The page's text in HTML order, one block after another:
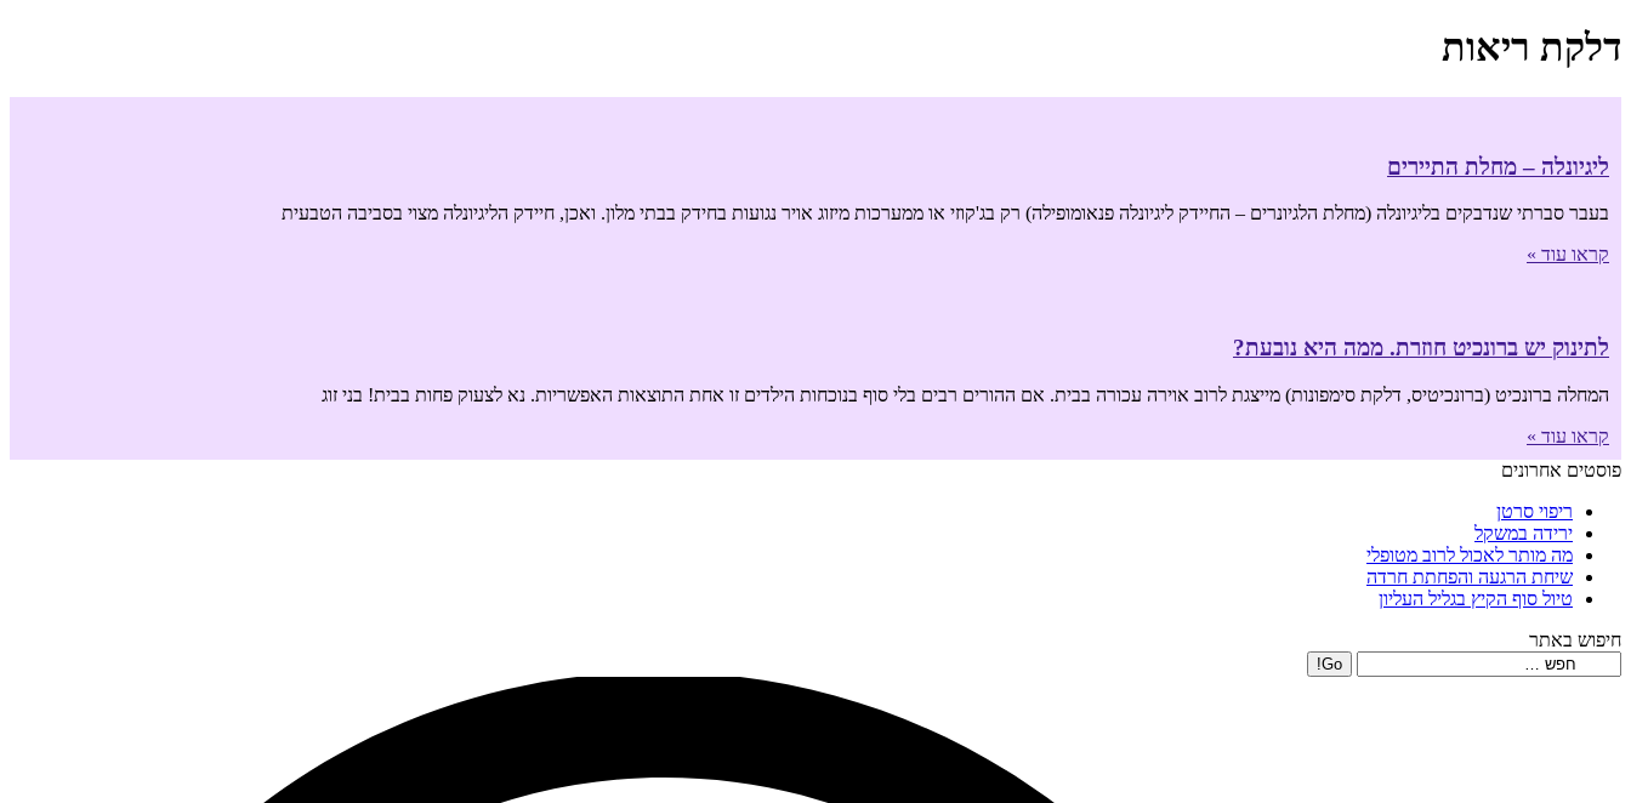
דלקת ריאות
ליגיונלה – מחלת התיירים
בעבר סברתי שנדבקים בליגיונלה (מחלת הלגיונרים – החיידק ליגיונלה פנאומופילה) רק בג'קוזי או ממערכות מיזוג אויר נגועות בחידק בבתי מלון. ואכן, חיידק הליגיונלה מצוי בסביבה הטבעית
קראו עוד »
לתינוק יש ברונכיט חוזרת. ממה היא נובעת?
המחלה ברונכיט (ברונכיטיס, דלקת סימפונות) מייצגת לרוב אוירה עכורה בבית. אם ההורים רבים בלי סוף בנוכחות הילדים זו אחת התוצאות האפשריות. נא לצעוק פחות בבית! בני זוג
קראו עוד »
פוסטים אחרונים
ריפוי סרטן
ירידה במשקל
מה מותר לאכול לרוב מטופלי
שיחת הרגעה והפחתת חרדה
טיול סוף הקיץ בגליל העליון
חיפוש באתר
Search: